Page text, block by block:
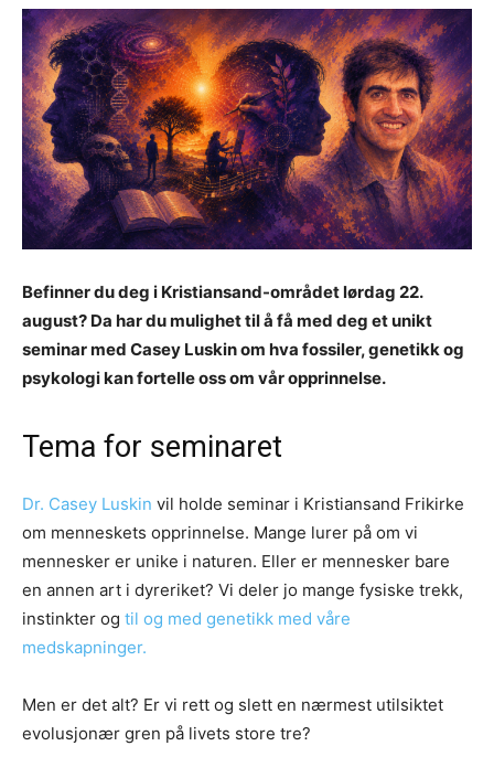
Befinner du deg i Kristiansand-området lørdag 22.
august? Da har du mulighet til å få med deg et unikt
seminar med Casey Luskin om hva fossiler, genetikk og
psykologi kan fortelle oss om vår opprinnelse.
Tema for seminaret
Dr. Casey Luskin vil holde seminar i Kristiansand Frikirke
om menneskets opprinnelse. Mange lurer på om vi
mennesker er unike i naturen. Eller er mennesker bare
en annen art i dyreriket? Vi deler jo mange fysiske trekk,
instinkter og til og med genetikk med våre
medskapninger.
Men er det alt? Er vi rett og slett en nærmest utilsiktet
evolusjonær gren på livets store tre?